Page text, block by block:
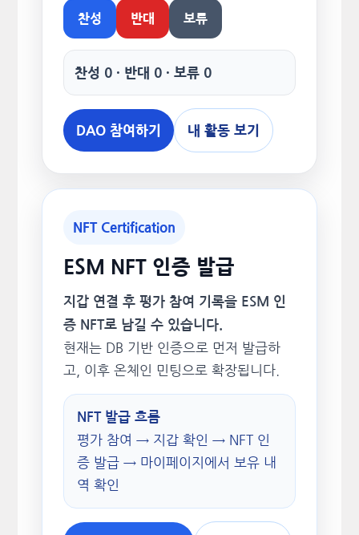
찬성 반대 보류
찬성 0 · 반대 0 · 보류 0
DAO 참여하기 내 활동 보기
NFT Certification
ESM NFT 인증 발급
지갑 연결 후 평가 참여 기록을 ESM 인
증 NFT로 남길 수 있습니다.
현재는 DB 기반 인증으로 먼저 발급하
고, 이후 온체인 민팅으로 확장됩니다.
NFT 발급 흐름
평가 참여 → 지갑 확인 → NFT 인
증 발급 → 마이페이지에서 보유 내
역 확인